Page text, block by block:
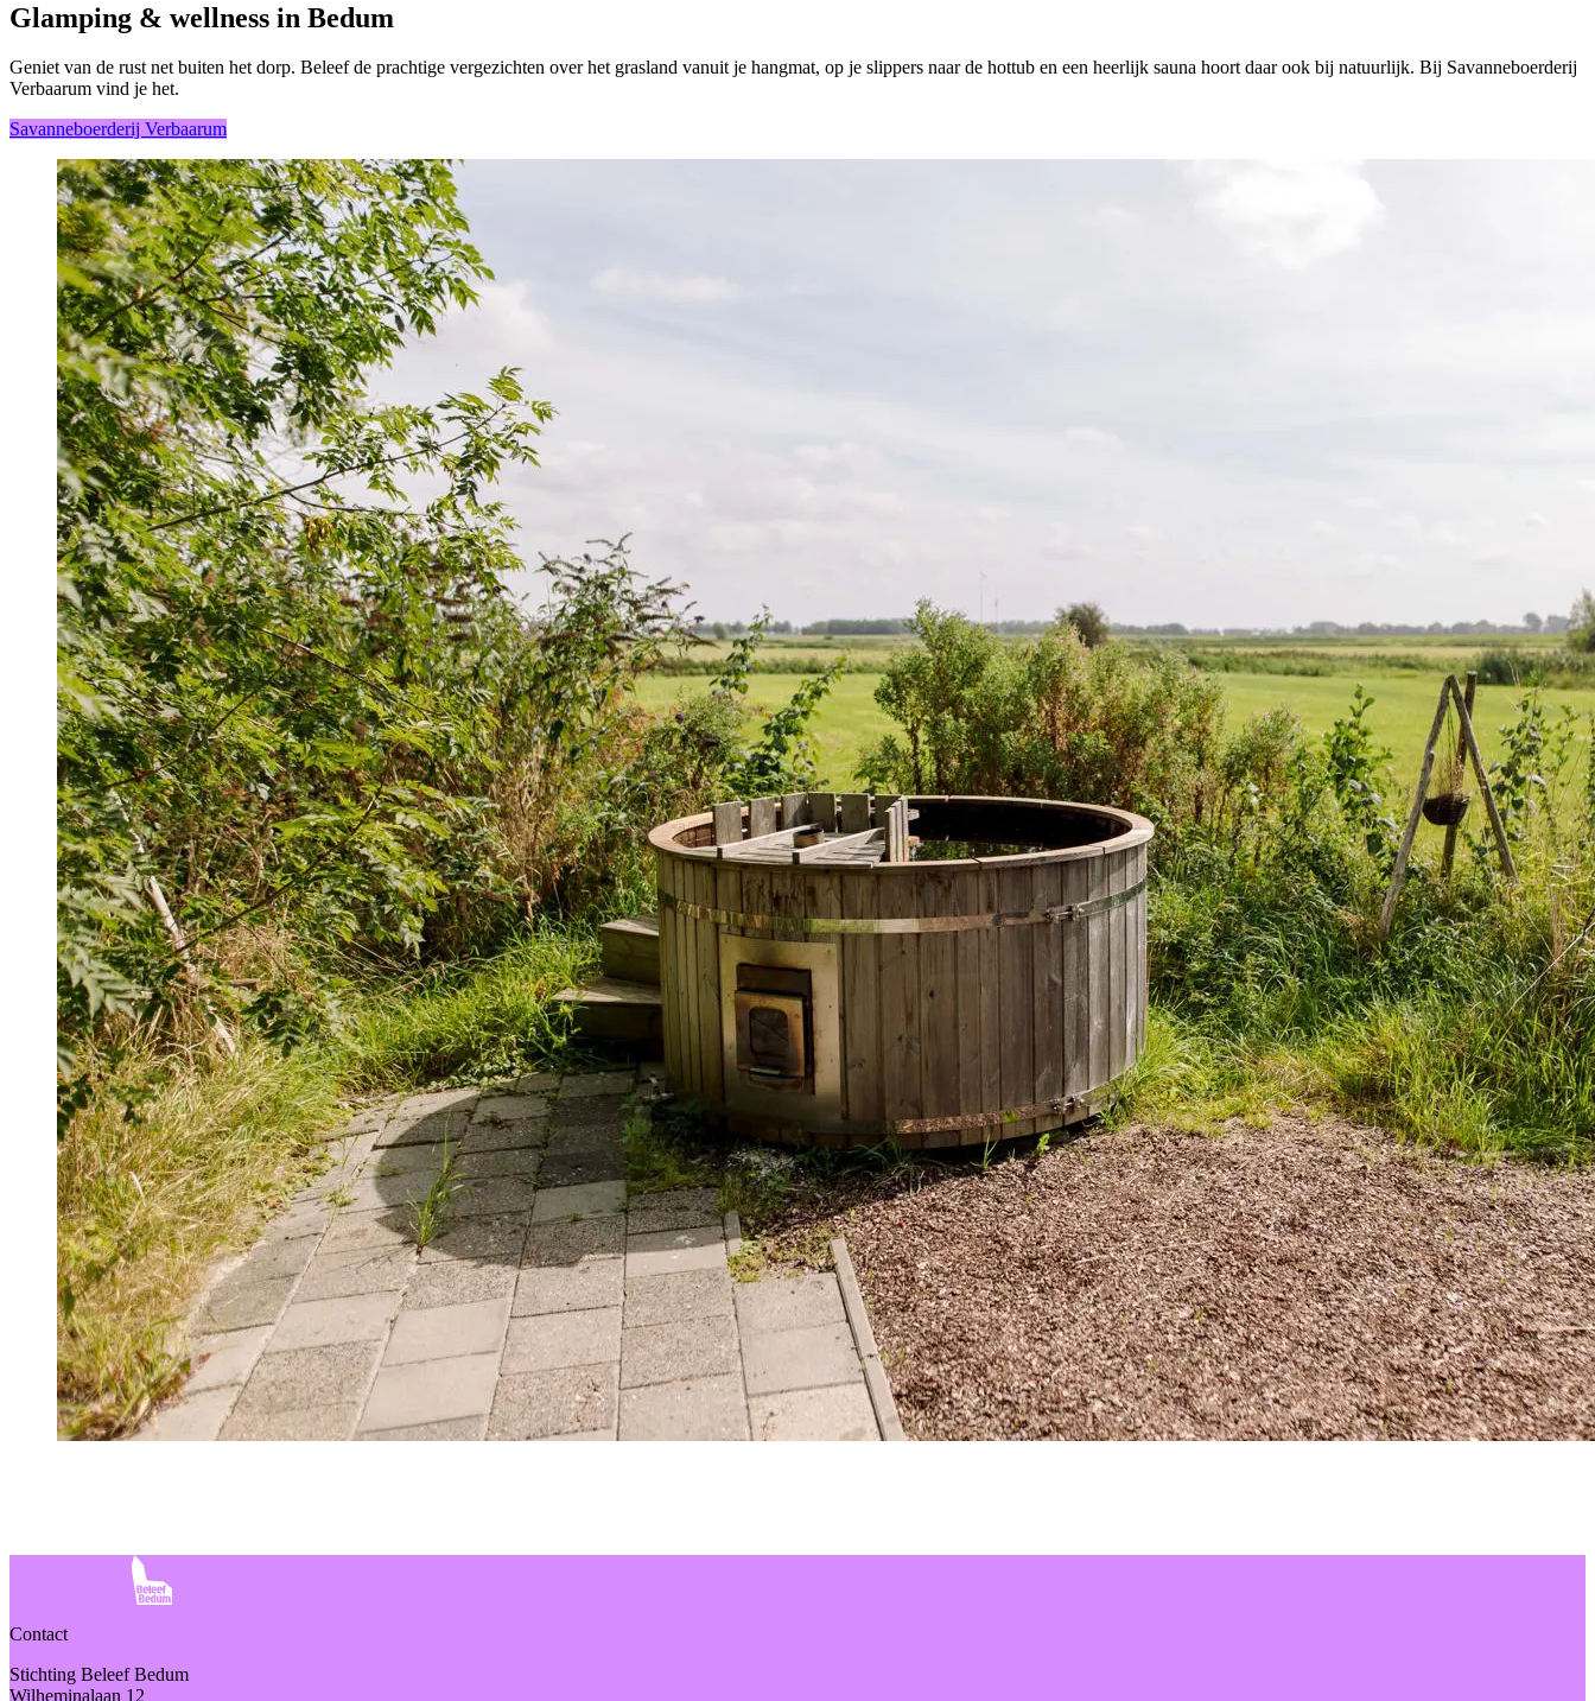
Glamping & wellness in Bedum
Geniet van de rust net buiten het dorp. Beleef de prachtige vergezichten over het grasland vanuit je hangmat, op je slippers naar de hottub en een heerlijk sauna hoort daar ook bij natuurlijk. Bij Savanneboerderij
Verbaarum vind je het.
Savanneboerderij Verbaarum
Contact
Stichting Beleef Bedum
Wilheminalaan 12